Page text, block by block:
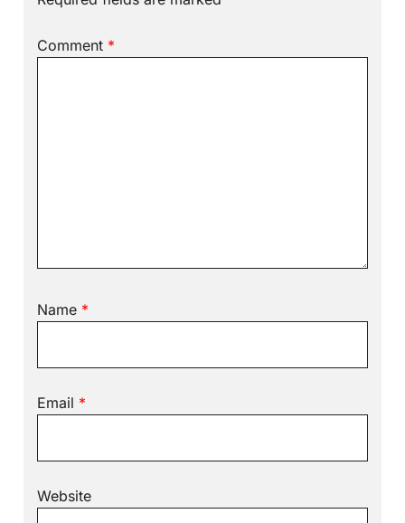
Comment *
Name *
Email *
Website